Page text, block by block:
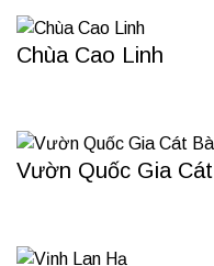
Chùa Cao Linh
Vườn Quốc Gia